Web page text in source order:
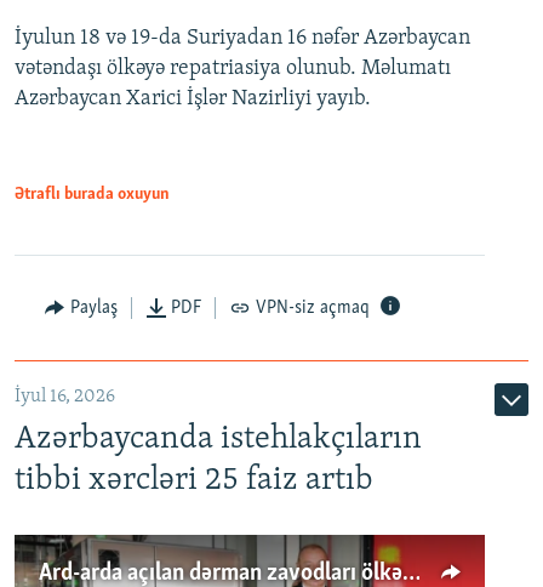
İyulun 18 və 19-da Suriyadan 16 nəfər Azərbaycan
vətəndaşı ölkəyə repatriasiya olunub. Məlumatı
Azərbaycan Xarici İşlər Nazirliyi yayıb.
Ətraflı burada oxuyun
Paylaş PDF VPN-siz açmaq
İyul 16, 2026
Azərbaycanda istehlakçıların
tibbi xərcləri 25 faiz artıb
Ard-arda açılan dərman zavodları ölkənin tələbatını ödəyirmi?